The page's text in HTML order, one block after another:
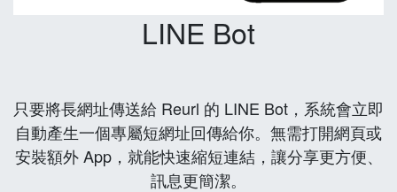
LINE Bot
只要將長網址傳送給 Reurl 的 LINE Bot，系統會立即
自動產生一個專屬短網址回傳給你。無需打開網頁或
安裝額外 App，就能快速縮短連結，讓分享更方便、
訊息更簡潔。